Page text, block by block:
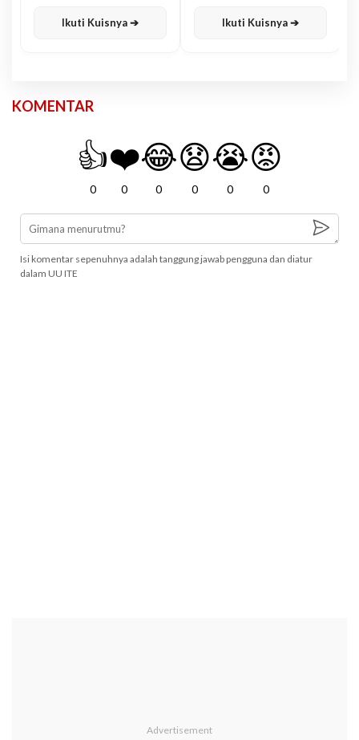
Ikuti Kuisnya ➔ Ikuti Kuisnya ➔
KOMENTAR
👍
0
❤️
0
😂
0
😧
0
😭
0
😡
0
Isi komentar sepenuhnya adalah tanggung jawab pengguna dan diatur
dalam UU ITE